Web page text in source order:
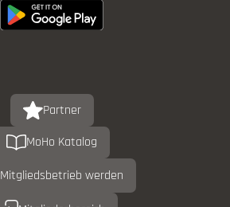
Partner
MoHo Katalog
Mitgliedsbetrieb werden